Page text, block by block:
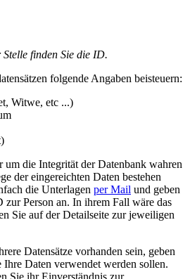
finden Sie die ID.
folgende Angaben beisteuern:
Witwe, etc ...)
um die Integrität der Datenbank wahren
der eingereichten Daten bestehen
die Unterlagen per Mail und geben
zur Person an. In ihrem Fall wäre das
Sie auf der Detailseite zur jeweiligen
Datensätze vorhanden sein, geben
Daten verwendet werden sollen.
Sie ihr Einverständnis zur